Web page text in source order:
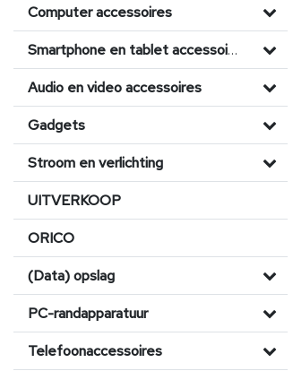
Computer accessoires
Smartphone en tablet accessoires
Audio en video accessoires
Gadgets
Stroom en verlichting
UITVERKOOP
ORICO
(Data) opslag
PC-randapparatuur
Telefoonaccessoires